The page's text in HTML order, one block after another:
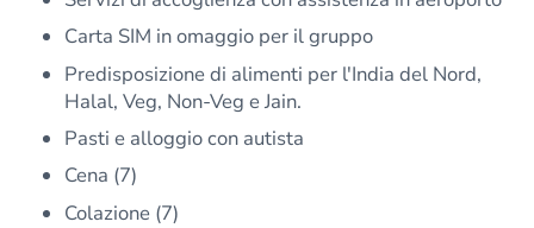
Carta SIM in omaggio per il gruppo
Predisposizione di alimenti per l'India del Nord,
Halal, Veg, Non-Veg e Jain.
Pasti e alloggio con autista
Cena (7)
Colazione (7)